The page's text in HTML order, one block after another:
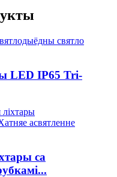
LED IP65 Tri-
са